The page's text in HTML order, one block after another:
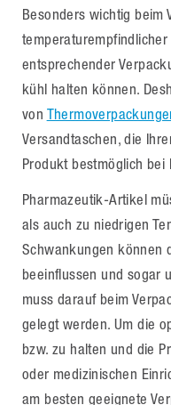
Besonders wichtig beim
entsprechender
kühl halten können.
von
Versandtaschen, die
Produkt bestmöglich bei
Pharmazeutik-Artikel
als auch zu niedrigen
Schwankungen können
beeinflussen und sogar
muss darauf beim
gelegt werden. Um die
bzw. zu halten und die
oder medizinischen
am besten geeignete